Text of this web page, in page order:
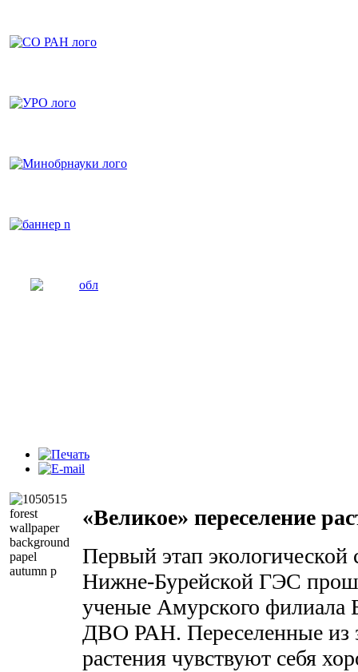
«Великое» переселение
Первый этап экологической
Нижне-Бурейской ГЭС
ученые Амурского филиала
ДВО РАН. Переселенные из
растения чувствуют себя